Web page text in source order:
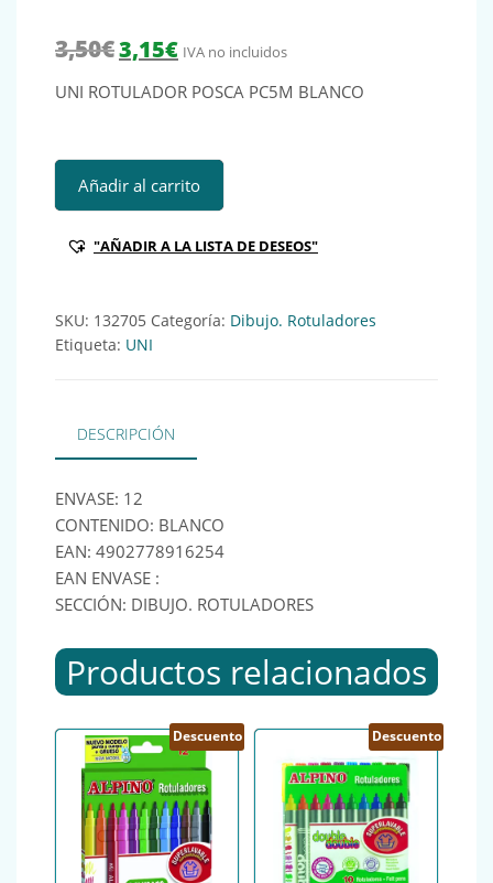
3,50€ El precio original era: 3,50€.
3,15€El precio actual es: 3,15€.
IVA no incluidos
UNI ROTULADOR POSCA PC5M BLANCO
UNI ROTULADOR POSCA PC5M BLANCO Ref:132705
Añadir al carrito
"AÑADIR A LA LISTA DE DESEOS"
SKU: 132705 Categoría: Dibujo. Rotuladores
Etiqueta: UNI
DESCRIPCIÓN
ENVASE: 12
CONTENIDO: BLANCO
EAN: 4902778916254
EAN ENVASE :
SECCIÓN: DIBUJO. ROTULADORES
Productos relacionados
Descuento Descuento